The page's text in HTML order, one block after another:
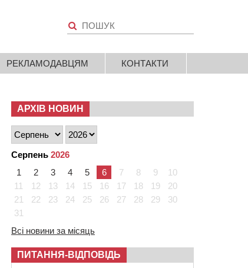
РЕКЛАМОДАВЦЯМ КОНТАКТИ
АРХІВ НОВИН
Серпень 2026
1
2 3 4 5 6 7 8 9
10
11
12 13 14 15 16 17 18 19
20
21
22 23 24 25 26 27 28 29
30
31
Всі новини за місяць
ПИТАННЯ-ВІДПОВІДЬ